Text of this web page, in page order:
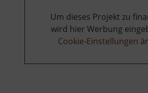
Um dieses Projekt zu
wird hier Werbung
Cookie-Einstellungen